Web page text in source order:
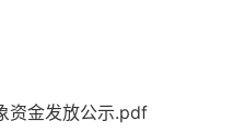
资金发放公示.pdf